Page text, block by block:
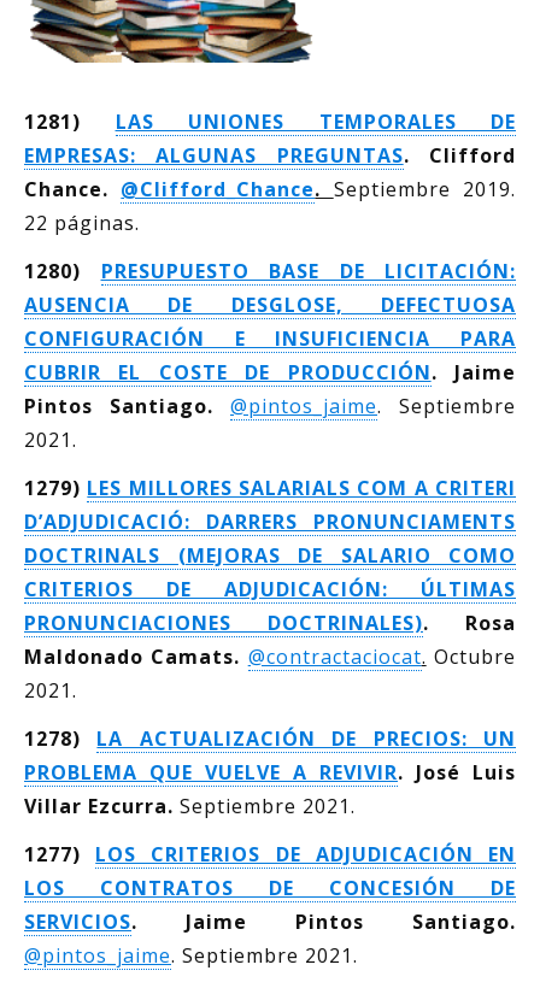
1281) LAS UNIONES TEMPORALES DE
EMPRESAS: ALGUNAS PREGUNTAS. Clifford
Chance. @Clifford_Chance. Septiembre 2019.
22 páginas.
1280) PRESUPUESTO BASE DE LICITACIÓN:
AUSENCIA DE DESGLOSE, DEFECTUOSA
CONFIGURACIÓN E INSUFICIENCIA PARA
CUBRIR EL COSTE DE PRODUCCIÓN. Jaime
Pintos Santiago. @pintos_jaime. Septiembre
2021.
1279) LES MILLORES SALARIALS COM A CRITERI
D’ADJUDICACIÓ: DARRERS PRONUNCIAMENTS
DOCTRINALS (MEJORAS DE SALARIO COMO
CRITERIOS DE ADJUDICACIÓN: ÚLTIMAS
PRONUNCIACIONES DOCTRINALES). Rosa
Maldonado Camats. @contractaciocat. Octubre
2021.
1278) LA ACTUALIZACIÓN DE PRECIOS: UN
PROBLEMA QUE VUELVE A REVIVIR. José Luis
Villar Ezcurra. Septiembre 2021.
1277) LOS CRITERIOS DE ADJUDICACIÓN EN
LOS CONTRATOS DE CONCESIÓN DE
SERVICIOS. Jaime Pintos Santiago.
@pintos_jaime. Septiembre 2021.